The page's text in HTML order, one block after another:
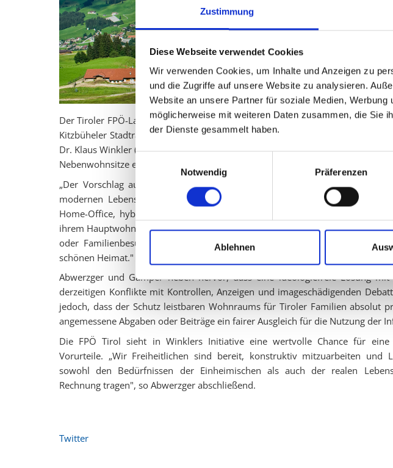
Zustimmung
Diese Webseite verwendet Cookies
Wir verwenden Cookies, um Inhalte und Anzeigen zu
und die Zugriffe auf unsere Website zu analysieren.
Website an unsere Partner für soziale Medien,
möglicherweise mit weiteren Daten zusammen, die Sie
der Dienste gesammelt haben.
Notwendig
Präferenzen
Ablehnen
Der Tiroler FPÖ-Landesparteiobmann KO LAbg. Mag. Markus Abwerzger und
Kitzbüheler Stadtrat LAbg. Alexander Gamper begrüßen den aktuellen
Dr. Klaus Winkler (ÖVP), eine Legalisierung von Freizeitwohnsitzen „mit
Nebenwohnsitze einzuführen.
„Der Vorschlag aus Kitzbühel ist ein überraschend positiver und
modernen Lebens- und Arbeitsrealität vieler Menschen übereinstimmt",
Home-Office, hybriden Arbeitsmodellen und erhöhter Mobilität sei es nur
ihrem Hauptwohnsitz einen qualifizierten Rückzugsort in Tirol nutzen
oder Familienbesuche. „Hier geht es nicht um Spekulation, sondern um
schönen Heimat."
Abwerzger und Gamper heben hervor, dass eine ideologiefreie Lösung
derzeitigen Konflikte mit Kontrollen, Anzeigen und imageschädigenden
jedoch, dass der Schutz leistbaren Wohnraums für Tiroler Familien absolut
angemessene Abgaben oder Beiträge ein fairer Ausgleich für die Nutzung der
Die FPÖ Tirol sieht in Winklers Initiative eine wertvolle Chance für eine
Vorurteile. „Wir Freiheitlichen sind bereit, konstruktiv mitzuarbeiten und
sowohl den Bedürfnissen der Einheimischen als auch der realen
Rechnung tragen", so Abwerzger abschließend.
Twitter